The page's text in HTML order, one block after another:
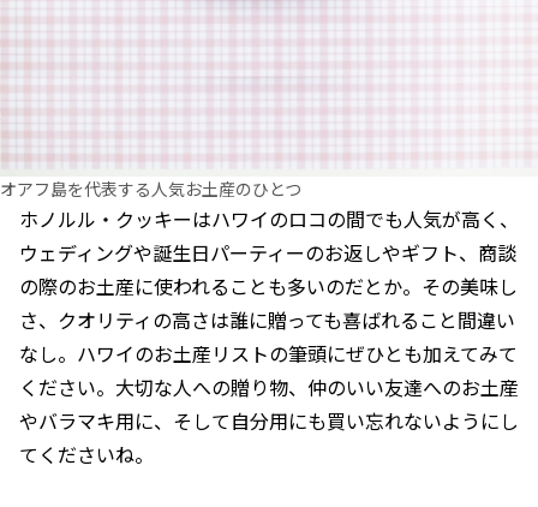
オアフ島を代表する人気お土産のひとつ
ホノルル・クッキーはハワイのロコの間でも人気が高く、
ウェディングや誕生日パーティーのお返しやギフト、商談
の際のお土産に使われることも多いのだとか。その美味し
さ、クオリティの高さは誰に贈っても喜ばれること間違い
なし。ハワイのお土産リストの筆頭にぜひとも加えてみて
ください。大切な人への贈り物、仲のいい友達へのお土産
やバラマキ用に、そして自分用にも買い忘れないようにし
てくださいね。